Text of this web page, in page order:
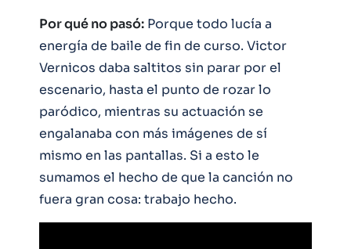
Por qué no pasó: Porque todo lucía a
energía de baile de fin de curso. Victor
Vernicos daba saltitos sin parar por el
escenario, hasta el punto de rozar lo
paródico, mientras su actuación se
engalanaba con más imágenes de sí
mismo en las pantallas. Si a esto le
sumamos el hecho de que la canción no
fuera gran cosa: trabajo hecho.